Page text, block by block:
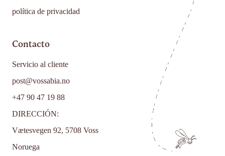
política de privacidad
Contacto
Servicio al cliente
post@vossabia.no
+47 90 47 19 88
DIRECCIÓN:
Vætesvegen 92, 5708 Voss
Noruega